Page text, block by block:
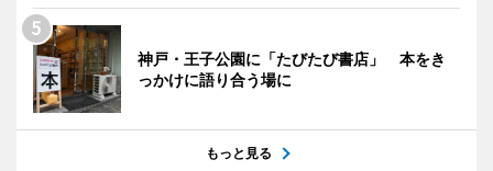
神戸・王子公園に「たびたび書店」 本をき
っかけに語り合う場に
もっと見る